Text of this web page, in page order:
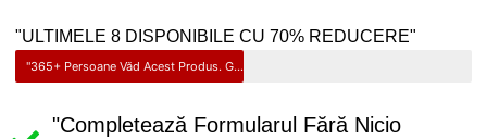
"ULTIMELE 8 DISPONIBILE CU 70% REDUCERE"
"365+ Persoane Văd Acest Produs. Grăbește-te Înainte Să Se Epuizeze!"
"Completează Formularul Fără Nicio